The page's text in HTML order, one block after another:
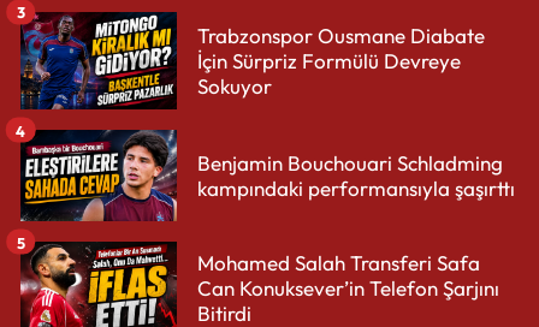
Trabzonspor Ousmane Diabate
İçin Sürpriz Formülü Devreye
Sokuyor
3
Benjamin Bouchouari Schladming
kampındaki performansıyla şaşırttı
4
Mohamed Salah Transferi Safa
Can Konuksever’in Telefon Şarjını
Bitirdi
5